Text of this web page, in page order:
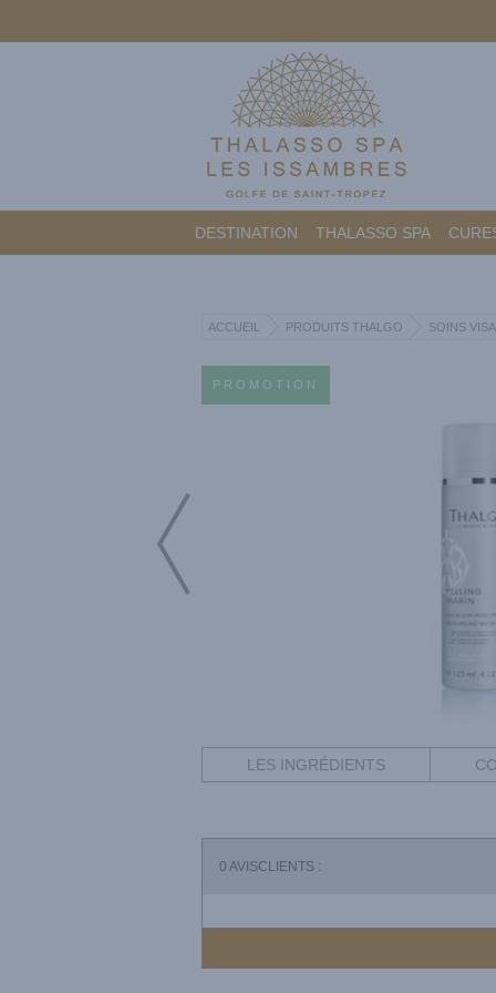
DESTINATION THALASSO SPA
ACCUEIL PRODUITS THALGO SOINS
PROMOTION
LES INGRÉDIENTS
0 AVISCLIENTS :